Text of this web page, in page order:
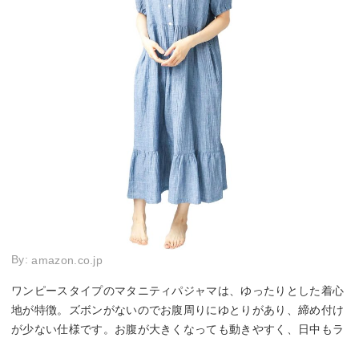
By:amazon.co.jp
ワンピースタイプのマタニティパジャマは、ゆったりとした着心
地が特徴。ズボンがないのでお腹周りにゆとりがあり、締め付け
が少ない仕様です。お腹が大きくなっても動きやすく、日中もラ